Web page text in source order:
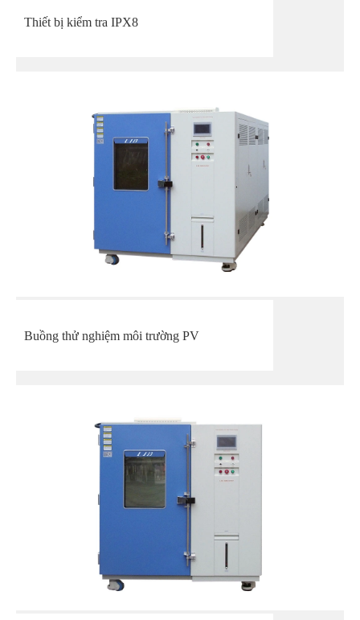
Thiết bị kiểm tra IPX8
Buồng thử nghiệm môi trường PV